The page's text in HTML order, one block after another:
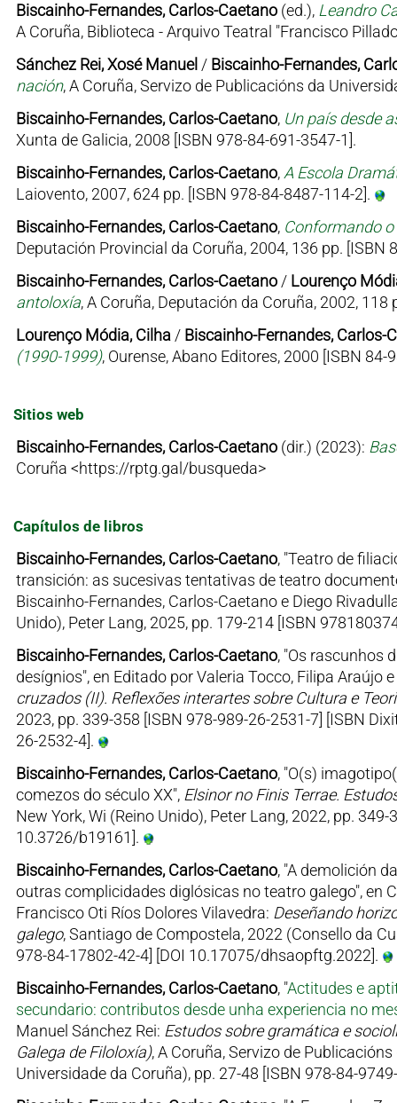
Biscainho-Fernandes, Carlos-Caetano(ed.), Leandro
A Coruña, Biblioteca - Arquivo Teatral "Francisco
Sánchez Rei, Xosé Manuel / Biscainho-Fernandes,
nación, A Coruña, Servizo de Publicacións da
Biscainho-Fernandes, Carlos-Caetano, Un país desde
Xunta de Galicia, 2008 [ISBN 978-84-691-3547-1].
Biscainho-Fernandes, Carlos-Caetano, A Escola
Laiovento, 2007, 624 pp. [ISBN 978-84-8487-114-2].
Biscainho-Fernandes, Carlos-Caetano, Conformando
Deputación Provincial da Coruña, 2004, 136 pp. [ISBN
Biscainho-Fernandes, Carlos-Caetano/ Lourenço
antoloxía, A Coruña, Deputación da Coruña, 2002, 118
Lourenço Módia, Cilha / Biscainho-Fernandes, Carlos-
(1990-1999), Ourense, Abano Editores, 2000 [ISBN 84-
Sitios web
Biscainho-Fernandes, Carlos-Caetano(dir.) (2023):
Coruña <https://rptg.gal/busqueda>
Capítulos de libros
Biscainho-Fernandes, Carlos-Caetano, "Teatro de
transición: as sucesivas tentativas de teatro
Biscainho-Fernandes, Carlos-Caetano e Diego
Unido), Peter Lang, 2025, pp. 179-214 [ISBN
Biscainho-Fernandes, Carlos-Caetano, "Os rascunhos
desígnios", en Editado por Valeria Tocco, Filipa Araújo
cruzados (II). Reflexões interartes sobre Cultura e
2023, pp. 339-358 [ISBN 978-989-26-2531-7] [ISBN
26-2532-4].
Biscainho-Fernandes, Carlos-Caetano, "O(s)
comezos do século XX", Elsinor no Finis Terrae.
New York, Wi (Reino Unido), Peter Lang, 2022, pp.
10.3726/b19161].
Biscainho-Fernandes, Carlos-Caetano, "A demolición
outras complicidades diglósicas no teatro galego", en
Francisco Oti Ríos Dolores Vilavedra: Deseñando
galego, Santiago de Compostela, 2022 (Consello da
978-84-17802-42-4] [DOI 10.17075/dhsaopftg.2022].
Biscainho-Fernandes, Carlos-Caetano, "Actitudes e
secundario: contributos desde unha experiencia no
Manuel Sánchez Rei: Estudos sobre gramática e
Galega de Filoloxía), A Coruña, Servizo de
Universidade da Coruña), pp. 27-48 [ISBN 978-84-